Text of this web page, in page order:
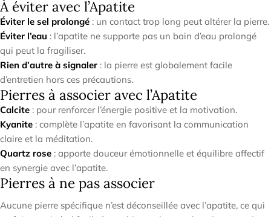
À éviter avec l’Apatite
Éviter le sel prolongé : un contact trop long peut altérer la pierre.
Éviter l’eau : l’apatite ne supporte pas un bain d’eau prolongé
qui peut la fragiliser.
Rien d’autre à signaler : la pierre est globalement facile
d’entretien hors ces précautions.
Pierres à associer avec l’Apatite
Calcite : pour renforcer l’énergie positive et la motivation.
Kyanite : complète l’apatite en favorisant la communication
claire et la méditation.
Quartz rose : apporte douceur émotionnelle et équilibre affectif
en synergie avec l’apatite.
Pierres à ne pas associer
Aucune pierre spécifique n’est déconseillée avec l’apatite, ce qui